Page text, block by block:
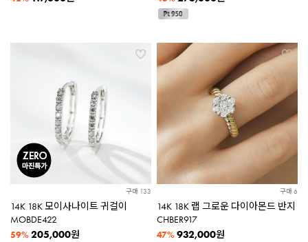
구매 133
14K 18K 모이사나이트 귀걸이
MOBDE422
59% 205,000원
구매 6
14K 18K 랩 그로운 다이아몬드 반지
CHBER917
47% 932,000원